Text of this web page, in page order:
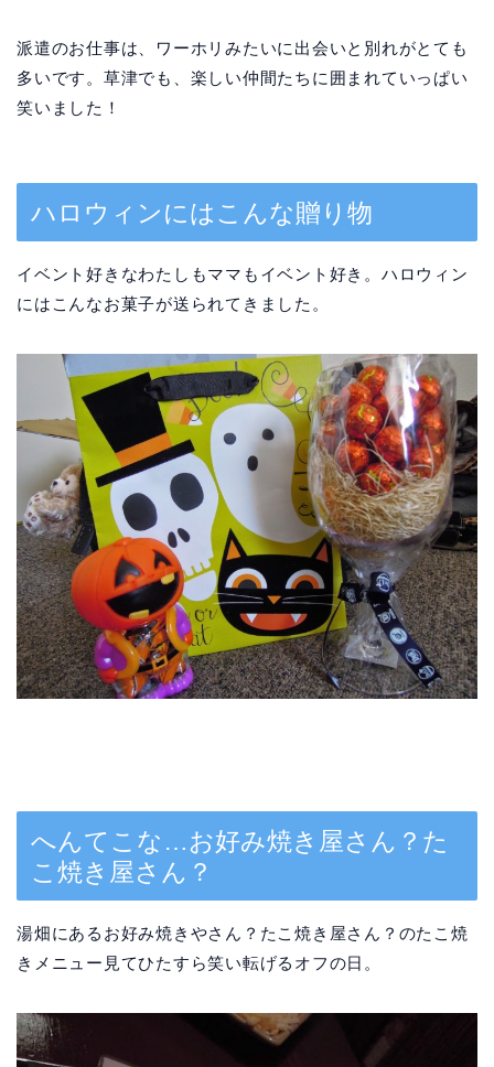
派遣のお仕事は、ワーホリみたいに出会いと別れがとても
多いです。草津でも、楽しい仲間たちに囲まれていっぱい
笑いました！
ハロウィンにはこんな贈り物
イベント好きなわたしもママもイベント好き。ハロウィン
にはこんなお菓子が送られてきました。
へんてこな…お好み焼き屋さん？た
こ焼き屋さん？
湯畑にあるお好み焼きやさん？たこ焼き屋さん？のたこ焼
きメニュー見てひたすら笑い転げるオフの日。